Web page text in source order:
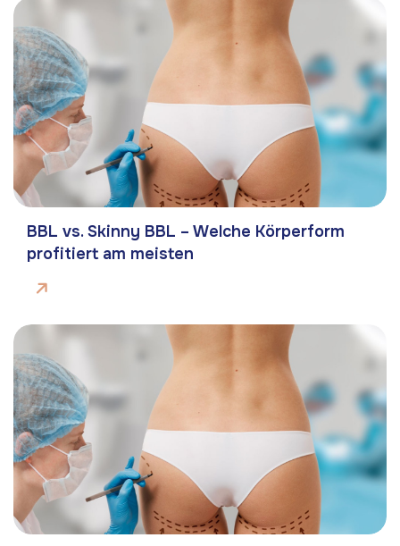
BBL vs. Skinny BBL – Welche Körperform
profitiert am meisten